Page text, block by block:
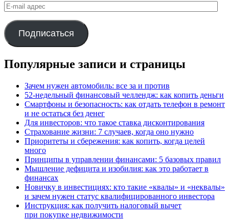
E-
mail
адрес
Подписаться
Популярные записи и страницы
Зачем нужен автомобиль: все за и против
52-недельный финансовый челлендж: как копить деньги
Смартфоны и безопасность: как отдать телефон в ремонт
и не остаться без денег
Для инвесторов: что такое ставка дисконтирования
Страхование жизни: 7 случаев, когда оно нужно
Приоритеты и сбережения: как копить, когда целей
много
Принципы в управлении финансами: 5 базовых правил
Мышление дефицита и изобилия: как это работает в
финансах
Новичку в инвестициях: кто такие «квалы» и «неквалы»
и зачем нужен статус квалифицированного инвестора
Инструкция: как получить налоговый вычет
при покупке недвижимости